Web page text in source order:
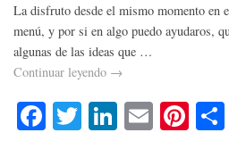
La disfruto desde el mismo momento en
menú, y por si en algo puedo ayudaros,
algunas de las ideas que …
Continuar leyendo →
Fa T Li E Pi